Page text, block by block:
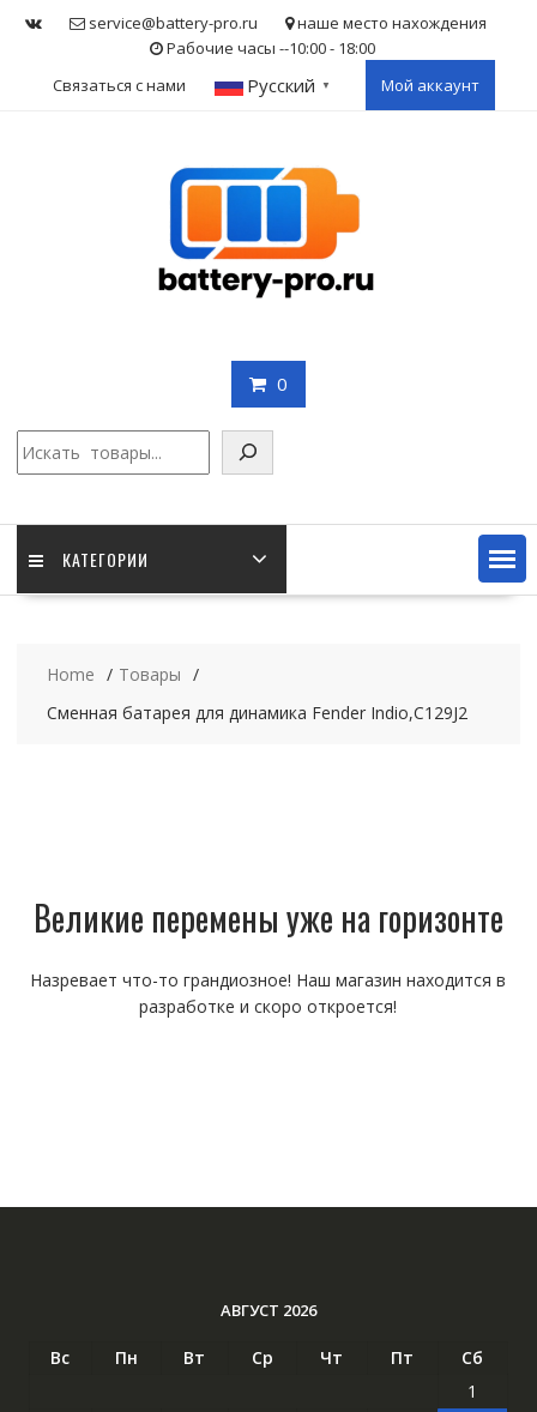
service@battery-pro.ru
наше место нахождения
Рабочие часы --10:00 - 18:00
Связаться с нами
Русский ▼ Мой аккаунт
0
КАТЕГОРИИ
Home
Товары
Сменная батарея для динамика Fender Indio,C129J2
Великие перемены уже на горизонте
Назревает что-то грандиозное! Наш магазин находится в
разработке и скоро откроется!
АВГУСТ 2026
Вс Пн Вт Ср Чт Пт
Сб
1